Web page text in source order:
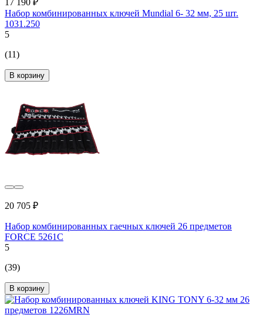
17 190 ₽
Набор комбинированных ключей Mundial 6- 32 мм, 25 шт.
1031.250
5
(11)
В корзину
20 705 ₽
Набор комбинированных гаечных ключей 26 предметов
FORCE 5261C
5
(39)
В корзину